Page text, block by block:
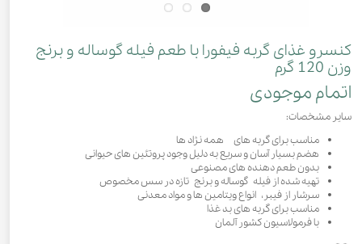
کنسرو غذای گربه فیفورا با طعم فیله گوساله و برنج
وزن 120 گرم
اتمام موجودی
سایر مشخصات:
مناسب برای گربه های همه نژاد ها
هضم بسیار آسان و سریع به دلیل وجود پروتئین های حیوانی
بدون طعم دهنده های مصنوعی
تهیه شده از فیله گوساله و برنج تازه در سس مخصوص
سرشار از فیبر، انواع ویتامین ها و مواد معدنی
مناسب برای گربه های بد غذا
با فرمولاسیون کشور آلمان